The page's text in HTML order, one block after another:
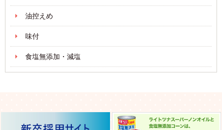
油控えめ
味付
食塩無添加・減塩